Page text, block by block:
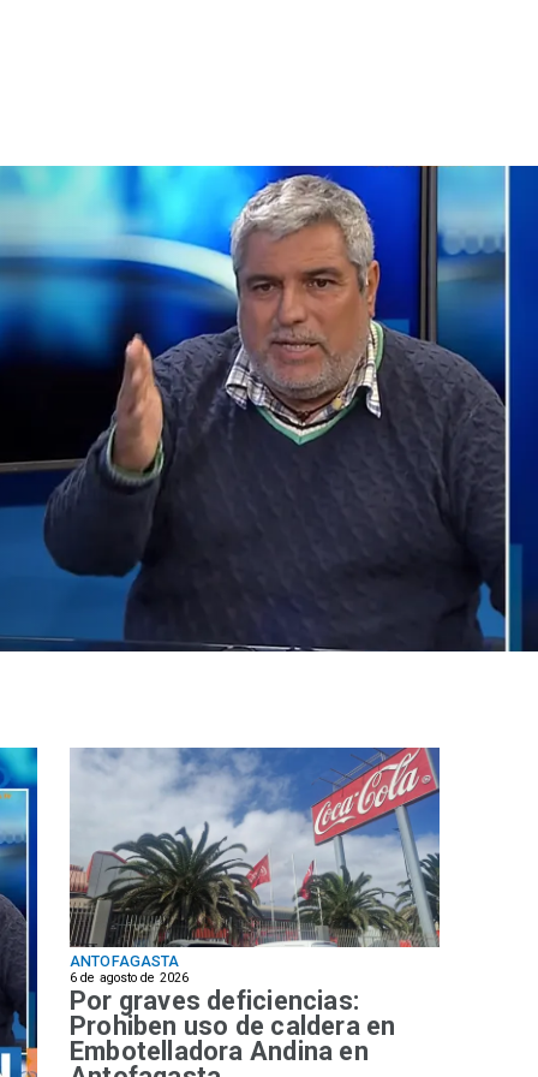
ANTOFAGASTA
6 de agosto de 2026
Por graves deficiencias:
Prohiben uso de caldera en
Embotelladora Andina en